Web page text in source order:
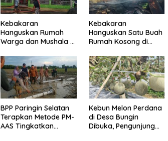
Kebakaran
Hanguskan Rumah
Warga dan Mushala di
Terdampak
Kebakaran
Hanguskan Satu Buah
Rumah Kosong di
BPP Paringin Selatan
Terapkan Metode PM-
AAS Tingkatkan
Kebun Melon Perdana
di Desa Bungin
Dibuka, Pengunjung